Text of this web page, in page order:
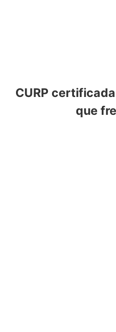
CURP
que